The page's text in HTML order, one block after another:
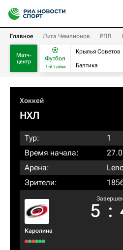
Главное Лига Чемпионов РПЛ
Матч-
центр
Футбол
1-й тайм
Крылья Советов
Балтика
Хоккей
НХЛ
Тур:
1
Время начала:
Арена:
Зрители:
Каролина
5 :